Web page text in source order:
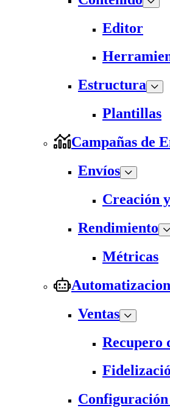
Editor
Estructura
Plantillas
Campañas de
Envíos
Creación
Rendimiento
Métricas
Ventas
Recupero